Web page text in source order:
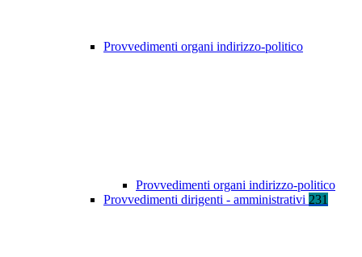
Provvedimenti organi indirizzo-politico
Provvedimenti organi indirizzo-politico
Provvedimenti dirigenti - amministrativi 231